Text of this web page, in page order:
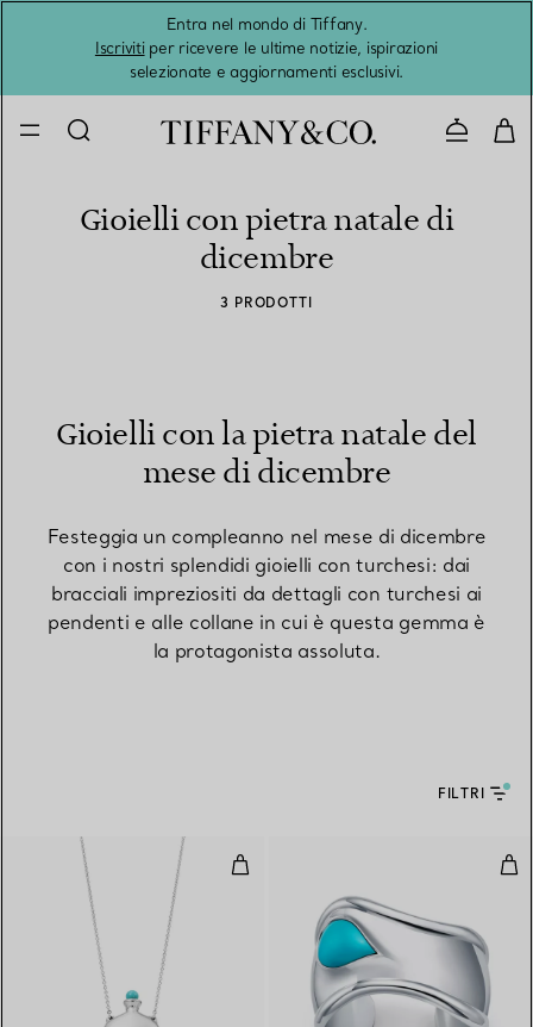
Entra nel mondo di Tiffany.
Iscrivitiper ricevere le ultime notizie, ispirazioni
selezionate e aggiornamenti esclusivi.
Gioielli con pietra natale di
dicembre
3 PRODOTTI
Gioielli con la pietra natale del
mese di dicembre
Festeggia un compleanno nel mese di dicembre
con i nostri splendidi gioielli con turchesi: dai
bracciali impreziositi da dettagli con turchesi ai
pendenti e alle collane in cui è questa gemma è
la protagonista assoluta.
FILTRI
Pendente Bottle Bottiglia Tonda